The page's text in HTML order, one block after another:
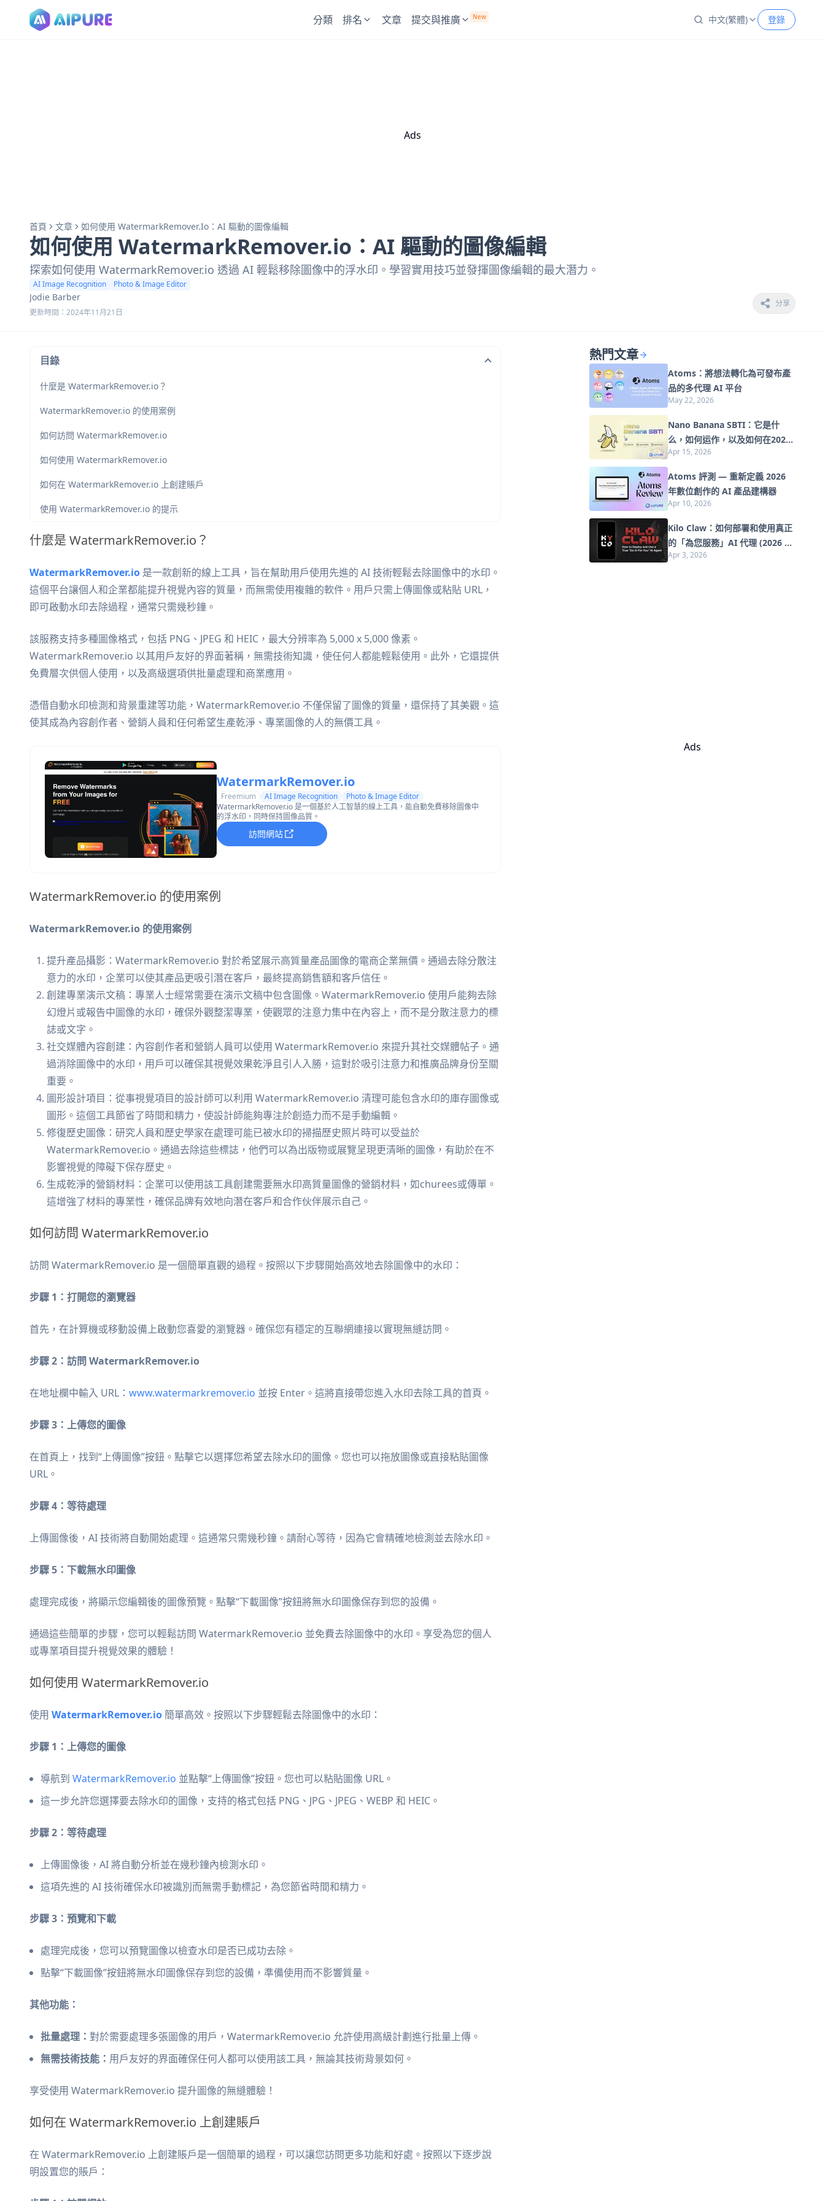
分類 排名 文章 提交與推廣 New 中文(繁體) 登錄
Ads
首頁 文章 如何使用 WatermarkRemover.io：AI 驅動的圖像編輯
如何使用 WatermarkRemover.io：AI 驅動的圖像編輯
探索如何使用 WatermarkRemover.io 透過 AI 輕鬆移除圖像中的浮水印。學習實用技巧並發揮圖像編輯的最大潛力。
AI Image Recognition Photo & Image Editor
Jodie Barber
更新時間：2024年11月21日
分享
目錄
什麼是 WatermarkRemover.io？
WatermarkRemover.io 的使用案例
如何訪問 WatermarkRemover.io
如何使用 WatermarkRemover.io
如何在 WatermarkRemover.io 上創建賬戶
使用 WatermarkRemover.io 的提示
什麼是 WatermarkRemover.io？
WatermarkRemover.io 是一款創新的線上工具，旨在幫助用戶使用先進的 AI 技術輕鬆去除圖像中的水印。
這個平台讓個人和企業都能提升視覺內容的質量，而無需使用複雜的軟件。用戶只需上傳圖像或粘貼 URL，
即可啟動水印去除過程，通常只需幾秒鐘。
該服務支持多種圖像格式，包括 PNG、JPEG 和 HEIC，最大分辨率為 5,000 x 5,000 像素。
WatermarkRemover.io 以其用戶友好的界面著稱，無需技術知識，使任何人都能輕鬆使用。此外，它還提供
免費層次供個人使用，以及高級選項供批量處理和商業應用。
憑借自動水印檢測和背景重建等功能，WatermarkRemover.io 不僅保留了圖像的質量，還保持了其美觀。這
使其成為內容創作者、營銷人員和任何希望生產乾淨、專業圖像的人的無價工具。
WatermarkRemover.io
Freemium AI Image Recognition
Photo & Image Editor
WatermarkRemover.io 是一個基於人工智慧的線上工具，能自動免費移除圖像中
的浮水印，同時保持圖像品質。
訪問網站
WatermarkRemover.io 的使用案例
WatermarkRemover.io 的使用案例
提升產品攝影：WatermarkRemover.io 對於希望展示高質量產品圖像的電商企業無價。通過去除分散注
意力的水印，企業可以使其產品更吸引潛在客戶，最終提高銷售額和客戶信任。
創建專業演示文稿：專業人士經常需要在演示文稿中包含圖像。WatermarkRemover.io 使用戶能夠去除
幻燈片或報告中圖像的水印，確保外觀整潔專業，使觀眾的注意力集中在內容上，而不是分散注意力的標
誌或文字。
社交媒體內容創建：內容創作者和營銷人員可以使用 WatermarkRemover.io 來提升其社交媒體帖子。通
過消除圖像中的水印，用戶可以確保其視覺效果乾淨且引人入勝，這對於吸引注意力和推廣品牌身份至關
重要。
圖形設計項目：從事視覺項目的設計師可以利用 WatermarkRemover.io 清理可能包含水印的庫存圖像或
圖形。這個工具節省了時間和精力，使設計師能夠專注於創造力而不是手動編輯。
修復歷史圖像：研究人員和歷史學家在處理可能已被水印的掃描歷史照片時可以受益於
WatermarkRemover.io。通過去除這些標誌，他們可以為出版物或展覽呈現更清晰的圖像，有助於在不
影響視覺的障礙下保存歷史。
生成乾淨的營銷材料：企業可以使用該工具創建需要無水印高質量圖像的營銷材料，如churees或傳單。
這增強了材料的專業性，確保品牌有效地向潛在客戶和合作伙伴展示自己。
如何訪問 WatermarkRemover.io
訪問 WatermarkRemover.io 是一個簡單直觀的過程。按照以下步驟開始高效地去除圖像中的水印：
步驟 1：打開您的瀏覽器
首先，在計算機或移動設備上啟動您喜愛的瀏覽器。確保您有穩定的互聯網連接以實現無縫訪問。
步驟 2：訪問 WatermarkRemover.io
在地址欄中輸入 URL： www.watermarkremover.io 並按 Enter。這將直接帶您進入水印去除工具的首頁。
步驟 3：上傳您的圖像
在首頁上，找到“上傳圖像”按鈕。點擊它以選擇您希望去除水印的圖像。您也可以拖放圖像或直接粘貼圖像
URL。
步驟 4：等待處理
上傳圖像後，AI 技術將自動開始處理。這通常只需幾秒鐘。請耐心等待，因為它會精確地檢測並去除水印。
步驟 5：下載無水印圖像
處理完成後，將顯示您編輯後的圖像預覽。點擊“下載圖像”按鈕將無水印圖像保存到您的設備。
通過這些簡單的步驟，您可以輕鬆訪問 WatermarkRemover.io 並免費去除圖像中的水印。享受為您的個人
或專業項目提升視覺效果的體驗！
如何使用 WatermarkRemover.io
使用 WatermarkRemover.io 簡單高效。按照以下步驟輕鬆去除圖像中的水印：
步驟 1：上傳您的圖像
導航到 WatermarkRemover.io 並點擊“上傳圖像”按鈕。您也可以粘貼圖像 URL。
這一步允許您選擇要去除水印的圖像，支持的格式包括 PNG、JPG、JPEG、WEBP 和 HEIC。
步驟 2：等待處理
上傳圖像後，AI 將自動分析並在幾秒鐘內檢測水印。
這項先進的 AI 技術確保水印被識別而無需手動標記，為您節省時間和精力。
步驟 3：預覽和下載
處理完成後，您可以預覽圖像以檢查水印是否已成功去除。
點擊“下載圖像”按鈕將無水印圖像保存到您的設備，準備使用而不影響質量。
其他功能：
批量處理： 對於需要處理多張圖像的用戶，WatermarkRemover.io 允許使用高級計劃進行批量上傳。
無需技術技能： 用戶友好的界面確保任何人都可以使用該工具，無論其技術背景如何。
享受使用 WatermarkRemover.io 提升圖像的無縫體驗！
如何在 WatermarkRemover.io 上創建賬戶
在 WatermarkRemover.io 上創建賬戶是一個簡單的過程，可以讓您訪問更多功能和好處。按照以下逐步說
明設置您的賬戶：
熱門文章
Atoms：將想法轉化為可發布產
品的多代理 AI 平台
May 22, 2026
Nano Banana SBTI：它是什
么，如何运作，以及如何在2026
年使用它
Apr 15, 2026
Atoms 評測 — 重新定義 2026
年數位創作的 AI 產品建構器
Apr 10, 2026
Kilo Claw：如何部署和使用真正
的「為您服務」AI 代理 (2026 年
更新)
Apr 3, 2026
Ads